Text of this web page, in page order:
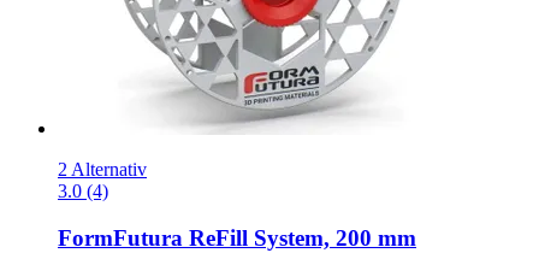
2 Alternativ
3.0 (4)
FormFutura ReFill System, 200 mm